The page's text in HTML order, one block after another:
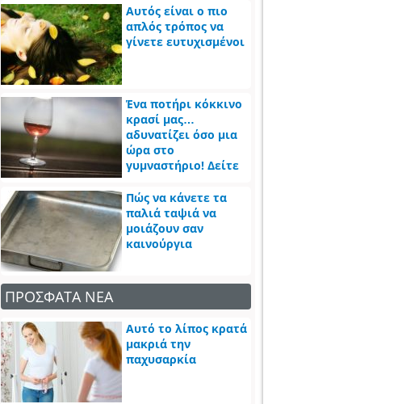
Αυτός είναι ο πιο
απλός τρόπος να
γίνετε ευτυχισμένοι
Ένα ποτήρι κόκκινο
κρασί μας…
αδυνατίζει όσο μια
ώρα στο
γυμναστήριο! Δείτε
Πώς να κάνετε τα
παλιά ταψιά να
μοιάζουν σαν
καινούργια
ΠΡΟΣΦΑΤΑ ΝΕΑ
Αυτό το λίπος κρατά
μακριά την
παχυσαρκία